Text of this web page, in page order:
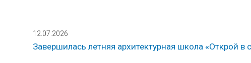
12.07.2026
Завершилась летняя архитектурная школа «Открой в